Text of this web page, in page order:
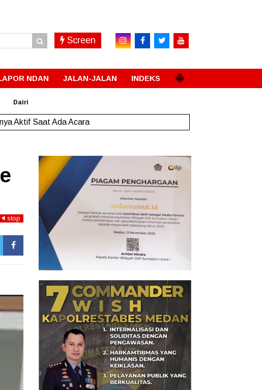
Screen
NDAN JALAN-JALAN INDEKS
Dairi
Aktif Saat Ada Acara
stop